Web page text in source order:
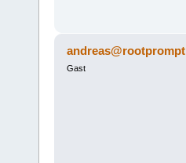
andreas@rootprompt
Gast